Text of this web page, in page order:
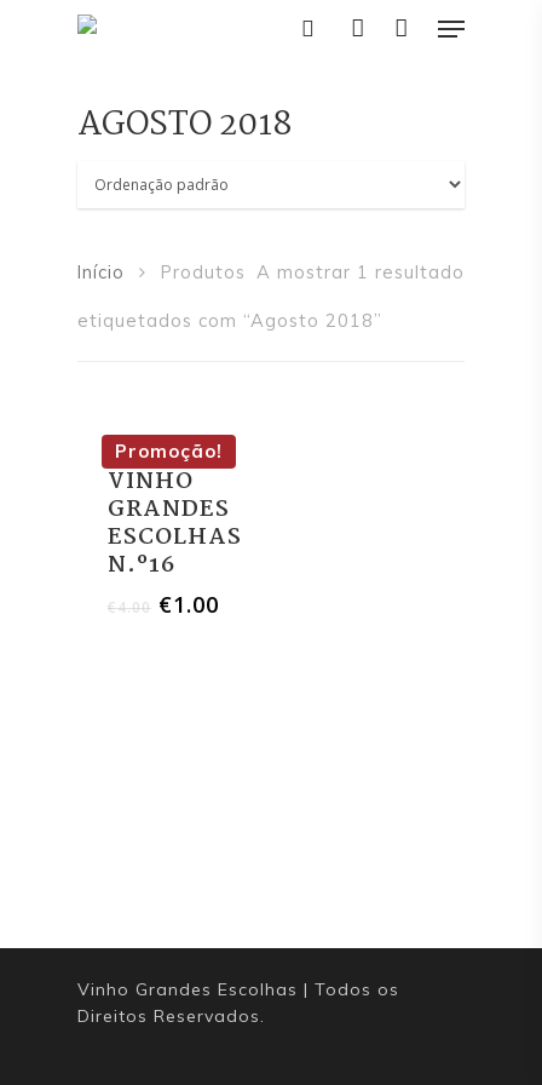
Pressione Enter para pesquisar ou ESC
AGOSTO 2018
A mostrar 1 resultado
Início Produtos
etiquetados com “Agosto 2018”
Promoção!
REVISTA
VINHO
GRANDES
ESCOLHAS
N.º16
€4.00 €1.00
Vinho Grandes Escolhas | Todos os
Direitos Reservados.